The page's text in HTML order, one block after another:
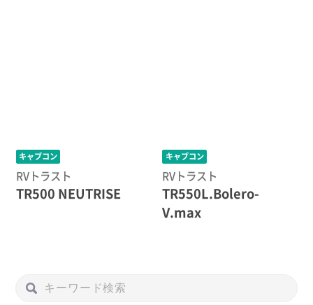
キャブコン
RVトラスト
TR500 NEUTRISE
キャブコン
RVトラスト
TR550L.Bolero-
V.max